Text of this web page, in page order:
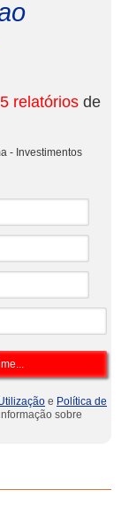
5 relatórios de
- Investimentos
e Política de
sobre